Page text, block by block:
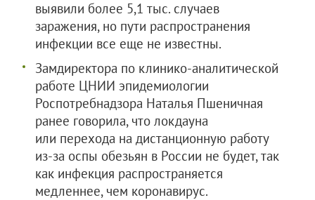
выявили более 5,1 тыс. случаев
заражения, но пути распространения
инфекции все еще не известны.
Замдиректора по клинико-аналитической
работе ЦНИИ эпидемиологии
Роспотребнадзора Наталья Пшеничная
ранее говорила, что локдауна
или перехода на дистанционную работу
из-за оспы обезьян в России не будет, так
как инфекция распространяется
медленнее, чем коронавирус.